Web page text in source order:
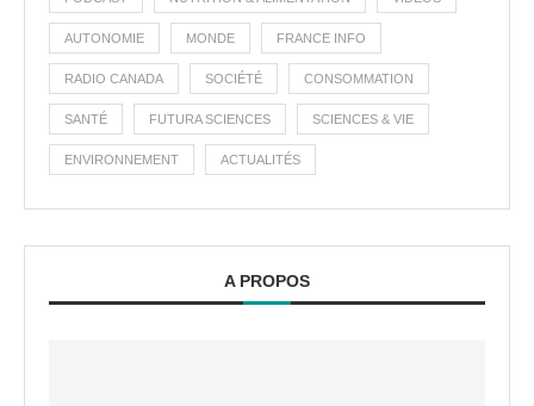
AUTONOMIE MONDE FRANCE INFO
RADIO CANADA SOCIÉTÉ CONSOMMATION
SANTÉ FUTURA SCIENCES SCIENCES & VIE
ENVIRONNEMENT ACTUALITÉS
A PROPOS